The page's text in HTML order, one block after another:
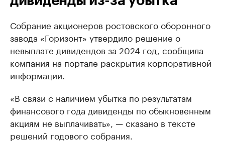
Собрание акционеров ростовского оборонного
завода «Горизонт» утвердило решение о
невыплате дивидендов за 2024 год, сообщила
компания на портале раскрытия корпоративной
информации.
«В связи с наличием убытка по результатам
финансового года дивиденды по обыкновенным
акциям не выплачивать», — сказано в тексте
решений годового собрания.